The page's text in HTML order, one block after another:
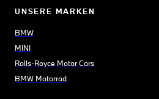
UNSERE MARKEN
BMW
MINI
Rolls-Royce Motor Cars
BMW Motorrad